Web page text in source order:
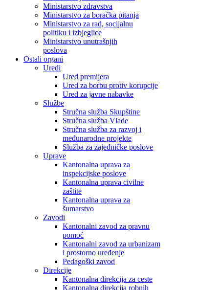
Ministarstvo zdravstva
Ministarstvo za boračka pitanja
Ministarstvo za rad, socijalnu
politiku i izbjeglice
Ministarstvo unutrašnjih
poslova
Ostali organi
Uredi
Ured premijera
Ured za borbu protiv korupcije
Ured za javne nabavke
Službe
Stručna služba Skupštine
Stručna služba Vlade
Stručna služba za razvoj i
međunarodne projekte
Služba za zajedničke poslove
Uprave
Kantonalna uprava za
inspekcijske poslove
Kantonalna uprava civilne
zaštite
Kantonalna uprava za
šumarstvo
Zavodi
Kantonalni zavod za pravnu
pomoć
Kantonalni zavod za urbanizam
i prostorno uređenje
Pedagoški zavod
Direkcije
Kantonalna direkcija za ceste
Kantonalna direkcija robnih